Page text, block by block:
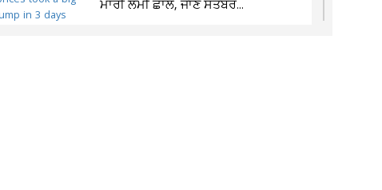
ਮਾਰੀ ਲੰਮੀ ਛਾਲ, ਜਾਣੋ ਸਤੰਬਰ...